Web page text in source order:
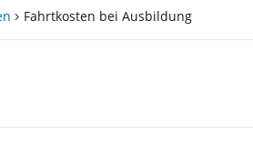
Fahrtkosten bei Ausbildung